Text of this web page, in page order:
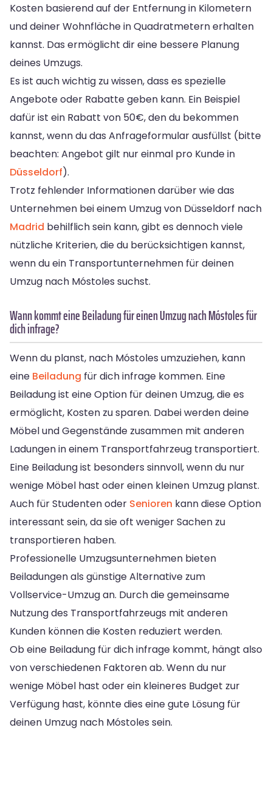
Kosten basierend auf der Entfernung in Kilometern
und deiner Wohnfläche in Quadratmetern erhalten
kannst. Das ermöglicht dir eine bessere Planung
deines Umzugs.
Es ist auch wichtig zu wissen, dass es spezielle
Angebote oder Rabatte geben kann. Ein Beispiel
dafür ist ein Rabatt von 50€, den du bekommen
kannst, wenn du das Anfrageformular ausfüllst (bitte
beachten: Angebot gilt nur einmal pro Kunde in
Düsseldorf).
Trotz fehlender Informationen darüber wie das
Unternehmen bei einem Umzug von Düsseldorf nach
Madrid behilflich sein kann, gibt es dennoch viele
nützliche Kriterien, die du berücksichtigen kannst,
wenn du ein Transportunternehmen für deinen
Umzug nach Móstoles suchst.
Wann kommt eine Beiladung für einen Umzug nach Móstoles für
dich infrage?
Wenn du planst, nach Móstoles umzuziehen, kann
eine Beiladung für dich infrage kommen. Eine
Beiladung ist eine Option für deinen Umzug, die es
ermöglicht, Kosten zu sparen. Dabei werden deine
Möbel und Gegenstände zusammen mit anderen
Ladungen in einem Transportfahrzeug transportiert.
Eine Beiladung ist besonders sinnvoll, wenn du nur
wenige Möbel hast oder einen kleinen Umzug planst.
Auch für Studenten oder Senioren kann diese Option
interessant sein, da sie oft weniger Sachen zu
transportieren haben.
Professionelle Umzugsunternehmen bieten
Beiladungen als günstige Alternative zum
Vollservice-Umzug an. Durch die gemeinsame
Nutzung des Transportfahrzeugs mit anderen
Kunden können die Kosten reduziert werden.
Ob eine Beiladung für dich infrage kommt, hängt also
von verschiedenen Faktoren ab. Wenn du nur
wenige Möbel hast oder ein kleineres Budget zur
Verfügung hast, könnte dies eine gute Lösung für
deinen Umzug nach Móstoles sein.